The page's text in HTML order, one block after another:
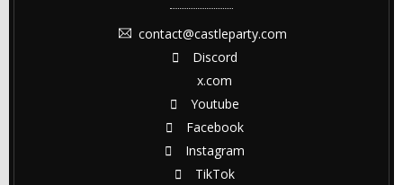
contact@castleparty.com
Discord
x.com
Youtube
Facebook
Instagram
TikTok